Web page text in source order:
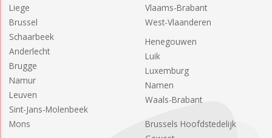
Liege
Brussel
Schaarbeek
Anderlecht
Brugge
Namur
Leuven
Sint-Jans-Molenbeek
Mons
Vlaams-Brabant
West-Vlaanderen
Henegouwen
Luik
Luxemburg
Namen
Waals-Brabant
Brussels Hoofdstedelijk